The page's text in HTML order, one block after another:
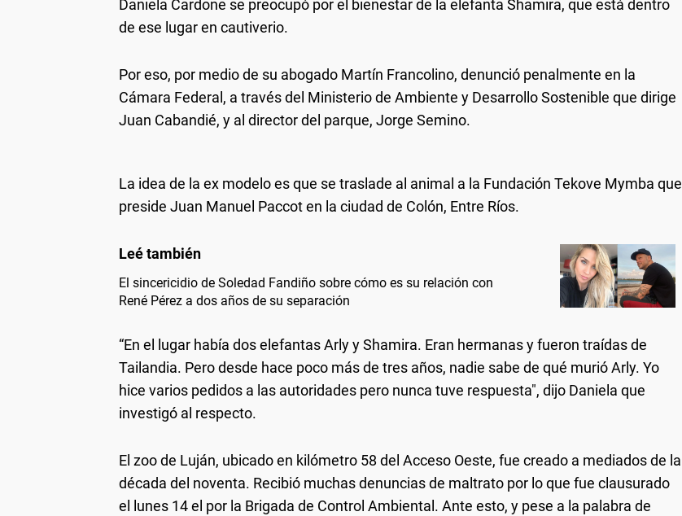
Daniela Cardone se preocupó por el bienestar de la elefanta Shamira, que está dentro
de ese lugar en cautiverio.
Por eso, por medio de su abogado Martín Francolino, denunció penalmente en la
Cámara Federal, a través del Ministerio de Ambiente y Desarrollo Sostenible que dirige
Juan Cabandié, y al director del parque, Jorge Semino.
La idea de la ex modelo es que se traslade al animal a la Fundación Tekove Mymba que
preside Juan Manuel Paccot en la ciudad de Colón, Entre Ríos.
El sincericidio de Soledad Fandiño sobre cómo es su relación con
René Pérez a dos años de su separación
“En el lugar había dos elefantas Arly y Shamira. Eran hermanas y fueron traídas de
Tailandia. Pero desde hace poco más de tres años, nadie sabe de qué murió Arly. Yo
hice varios pedidos a las autoridades pero nunca tuve respuesta", dijo Daniela que
investigó al respecto.
El zoo de Luján, ubicado en kilómetro 58 del Acceso Oeste, fue creado a mediados de la
década del noventa. Recibió muchas denuncias de maltrato por lo que fue clausurado
el lunes 14 el por la Brigada de Control Ambiental. Ante esto, y pese a la palabra de